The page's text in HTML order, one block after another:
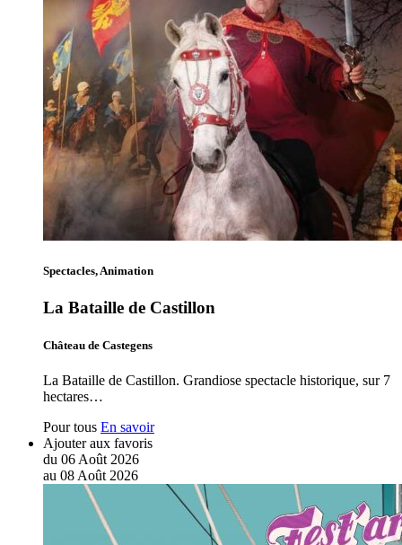
Spectacles, Animation
La Bataille de Castillon
Château de Castegens
La Bataille de Castillon. Grandiose spectacle historique, sur 7
hectares…
Pour tous En savoir
Ajouter aux favoris
du 06 Août 2026
au 08 Août 2026